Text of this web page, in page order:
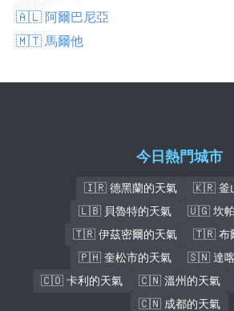
🇦🇱 阿爾巴尼亞
🇲🇹 馬爾他
今日熱門城市
🇮🇷 德黑蘭的天氣
🇰🇷 釜
🇱🇧 貝魯特的天氣
🇺🇬 坎帕
🇹🇷 伊茲密爾的天氣
🇹🇷 布
🇵🇭 奎松市的天氣
🇸🇳 達喀
🇨🇴 卡利的天氣
🇨🇳 溫州的天氣
🇨🇳 成都的天氣